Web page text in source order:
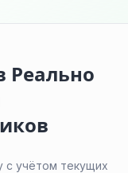
Реально
с учётом текущих